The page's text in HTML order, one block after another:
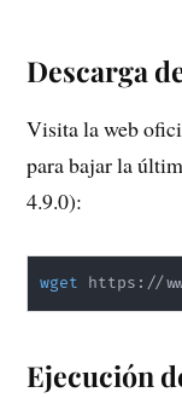
Descarga
Visita la web
para bajar la
4.9.0):
wget https://
Ejecución